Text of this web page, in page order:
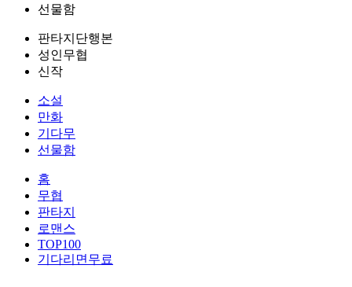
선물함
판타지단행본
성인무협
신작
소설
만화
기다무
선물함
홈
무협
판타지
로맨스
TOP100
기다리면무료